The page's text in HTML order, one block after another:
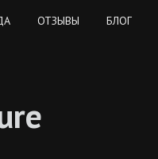
ОТЗЫВЫ БЛОГ